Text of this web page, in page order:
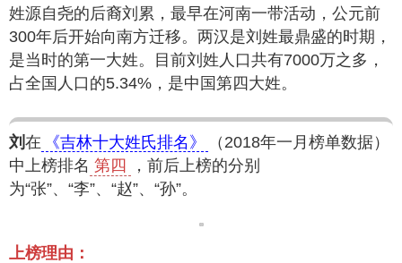
姓源自尧的后裔刘累，最早在河南一带活动，公元前
300年后开始向南方迁移。两汉是刘姓最鼎盛的时期，
是当时的第一大姓。目前刘姓人口共有7000万之多，
占全国人口的5.34%，是中国第四大姓。
刘 在 《吉林十大姓氏排名》
（2018年一月榜单数据）
中上榜排名 第四
，前后上榜的分别
为“张”、“李”、“赵”、“孙”。
上榜理由：